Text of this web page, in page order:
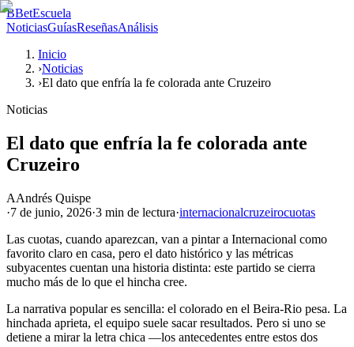
BBetEscuela
NoticiasGuíasReseñasAnálisis
Inicio
›Noticias
›El dato que enfría la fe colorada ante Cruzeiro
Noticias
El dato que enfría la fe colorada ante
Cruzeiro
AAndrés Quispe
·7 de junio, 2026·3 min de lectura·internacionalcruzeirocuotas
Las cuotas, cuando aparezcan, van a pintar a Internacional como
favorito claro en casa, pero el dato histórico y las métricas
subyacentes cuentan una historia distinta: este partido se cierra
mucho más de lo que el hincha cree.
La narrativa popular es sencilla: el colorado en el Beira-Rio pesa. La
hinchada aprieta, el equipo suele sacar resultados. Pero si uno se
detiene a mirar la letra chica —los antecedentes entre estos dos